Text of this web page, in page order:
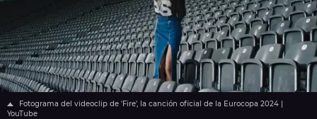
Fotograma del videoclip de 'Fire', la canción oficial de la Eurocopa 2024 |
YouTube